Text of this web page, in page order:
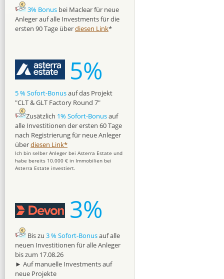
3% Bonus bei Maclear für neue
Anleger auf alle Investments für die
ersten 90 Tage überdiesen Link*
5%
5 % Sofort-Bonusauf das Projekt
"CLT & GLT Factory Round 7"
Zusätzlich 1% Sofort-Bonusauf
alle Investitionen der ersten 60 Tage
nach Registrierung für neue Anleger
überdiesen Link*
Ich bin selber Anleger bei Asterra Estate und
habe bereits 10.000 € in Immobilien bei
Asterra Estate investiert.
3%
Bis zu 3 % Sofort-Bonusauf alle
neuen Investitionen für alle Anleger
bis zum 17.08.26
► Auf manuelle Investments auf
neue Projekte